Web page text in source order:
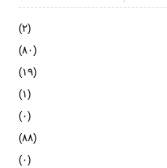
(۲)
(۸۰)
(۱۹)
(۱)
(۰)
(۸۸)
(۰)